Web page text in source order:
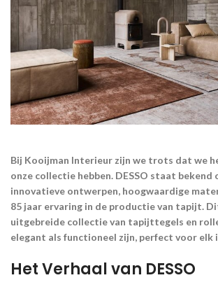
Bij Kooijman Interieur zijn we trots dat we
onze collectie hebben. DESSO staat bekend
innovatieve ontwerpen, hoogwaardige
85 jaar ervaring in de productie van tapijt.
uitgebreide collectie van tapijttegels en
elegant als functioneel zijn, perfect voor elk
Het Verhaal van DESSO